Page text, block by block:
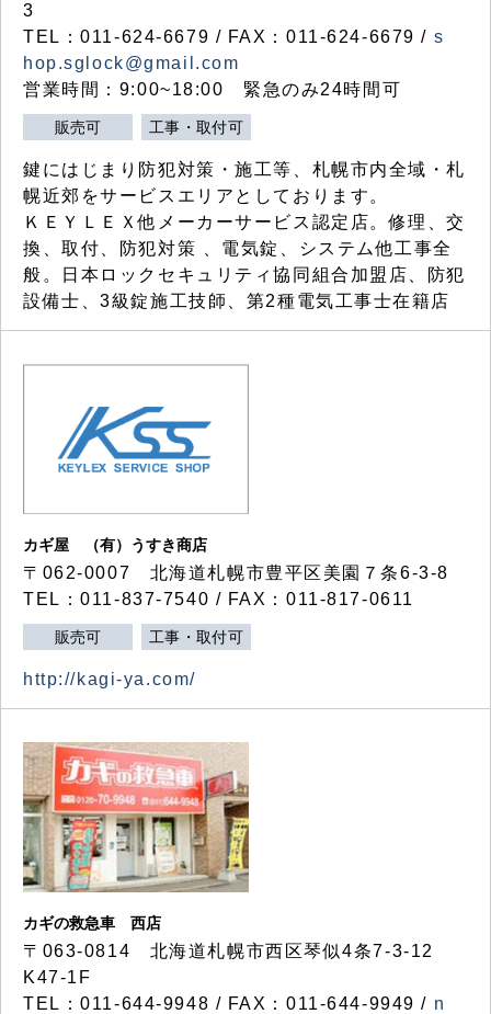
3
TEL：011-624-6679 / FAX：011-624-6679 / s
hop.sglock@gmail.com
営業時間：9:00~18:00 緊急のみ24時間可
販売可 工事・取付可
鍵にはじまり防犯対策・施工等、札幌市内全域・札
幌近郊をサービスエリアとしております。
ＫＥＹＬＥＸ他メーカーサービス認定店。修理、交
換、取付、防犯対策 、電気錠、システム他工事全
般。日本ロックセキュリティ協同組合加盟店、防犯
設備士、3級錠施工技師、第2種電気工事士在籍店
カギ屋 （有）うすき商店
〒062-0007 北海道札幌市豊平区美園７条6-3-8
TEL：011-837-7540 / FAX：011-817-0611
販売可 工事・取付可
http://kagi-ya.com/
カギの救急車 西店
〒063-0814 北海道札幌市西区琴似4条7-3-12
K47-1F
TEL：011-644-9948 / FAX：011-644-9949 / n